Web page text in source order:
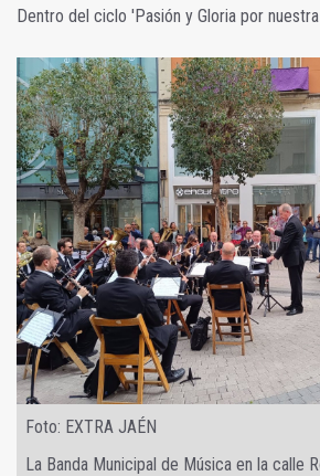
Dentro del ciclo 'Pasión y Gloria por
Foto: EXTRA JAÉN
La Banda Municipal de Música en la calle